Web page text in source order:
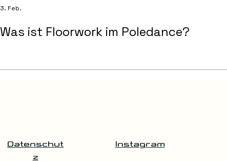
Was ist Floorwork im Poledance?
3. Feb.
Datenschut
z
Instagram